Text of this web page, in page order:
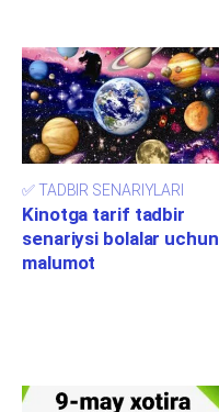
✅ TADBIR SENARIYLARI
Kinotga tarif tadbir
senariysi bolalar uchun
malumot